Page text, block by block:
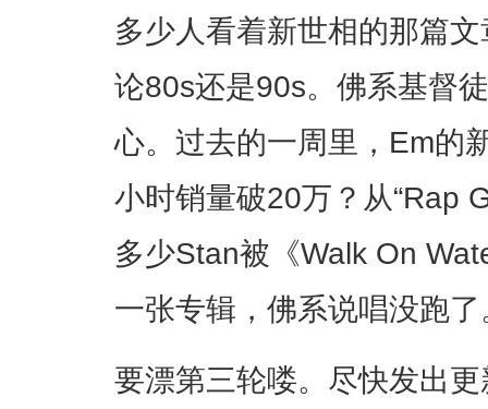
多少人看着新世相的那篇
论80s还是90s。佛系基督
心。过去的一周里，Em的
小时销量破20万？从“Rap
多少Stan被《Walk On
一张专辑，佛系说唱没跑了
要漂第三轮喽。尽快发出